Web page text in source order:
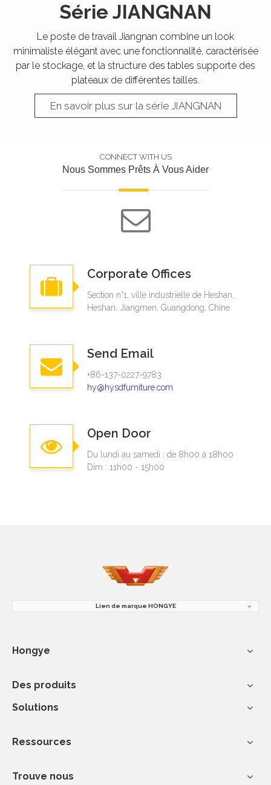
Série JIANGNAN
Le poste de travail Jiangnan combine un look
minimaliste élégant avec une fonctionnalité, caractérisée
par le stockage, et la structure des tables supporte des
plateaux de différentes tailles.
En savoir plus sur la série JIANGNAN
CONNECT WITH US
Nous Sommes Prêts À Vous Aider
Corporate Offices
Section n°1, ville industrielle de Heshan,
Heshan, Jiangmen, Guangdong, Chine
Send Email
+86-137-0227-9783​​​​​​​
hy@hysdfurniture.com
Open Door
Du lundi au samedi : de 8h00 à 18h00
Dim : 11h00 - 15h00
Lien de marque HONGYE
Hongye
Des produits
Solutions
Ressources
Trouve nous